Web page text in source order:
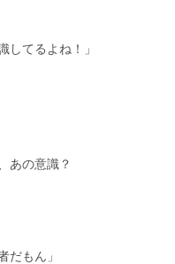
してるよね！」
あの意識？
だもん」